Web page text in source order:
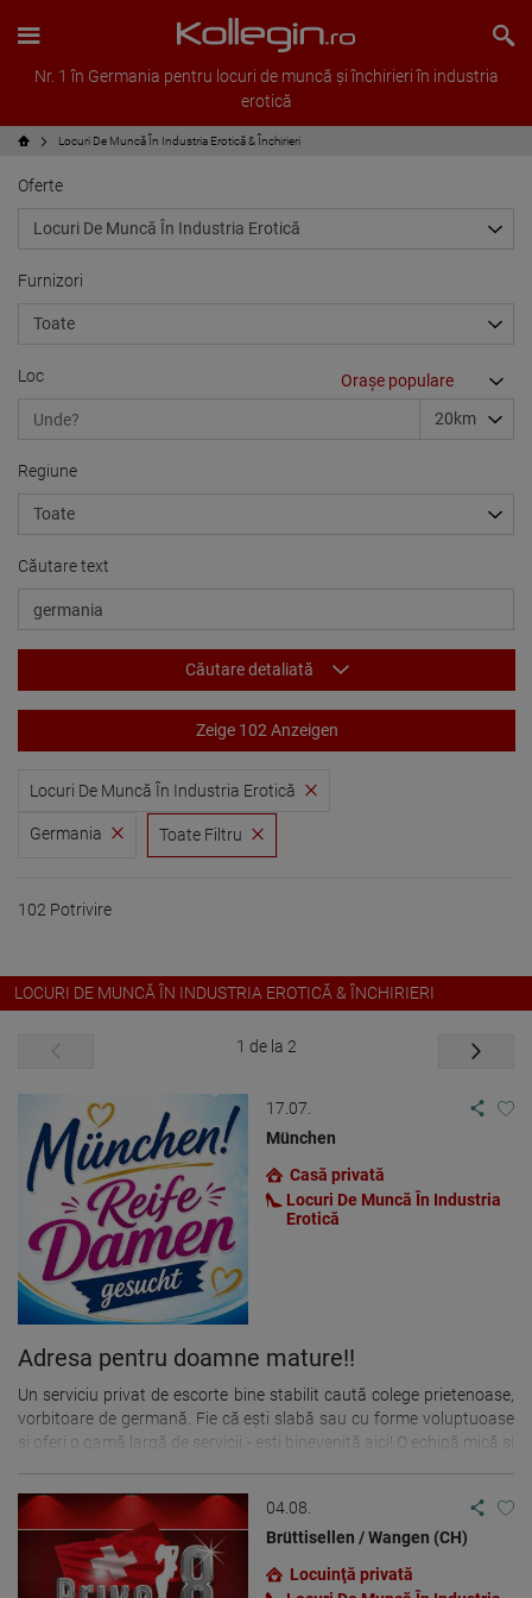
Nr. 1 în Germania pentru locuri de muncă și închirieri în industria
erotică
Locuri De Muncă În Industria Erotică & Închirieri
Oferte
Furnizori
Loc
Regiune
Căutare text
Căutare detaliată
Zeige 102 Anzeigen
Locuri De Muncă În Industria Erotică
Germania Toate Filtru
102 Potrivire
LOCURI DE MUNCĂ ÎN INDUSTRIA EROTICĂ & ÎNCHIRIERI
1 de la 2
17.07.
München
Casă privată
Locuri De Muncă În Industria
Erotică
Adresa pentru doamne mature!!
Un serviciu privat de escorte bine stabilit caută colege prietenoase,
vorbitoare de germană. Fie că ești slabă sau cu forme voluptuoase
și oferi o gamă largă de servicii - ești binevenită aici! O echipă mică și
04.08.
Brüttisellen / Wangen (CH)
Locuinţă privată